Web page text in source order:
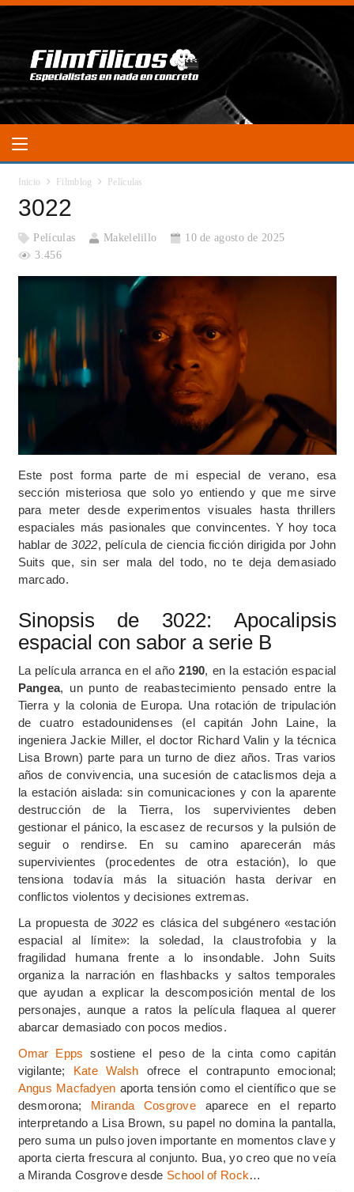
Inicio Filmblog Películas
3022
Películas Makelelillo
10 de agosto de 2025
3.456
Este post forma parte de mi especial de verano, esa
sección misteriosa que solo yo entiendo y que me sirve
para meter desde experimentos visuales hasta thrillers
espaciales más pasionales que convincentes. Y hoy toca
hablar de3022, película de ciencia ficción dirigida por John
Suits que, sin ser mala del todo, no te deja demasiado
marcado.
Sinopsis de 3022: Apocalipsis
espacial con sabor a serie B
La película arranca en el año2190, en la estación espacial
Pangea, un punto de reabastecimiento pensado entre la
Tierra y la colonia de Europa. Una rotación de tripulación
de cuatro estadounidenses (el capitán John Laine, la
ingeniera Jackie Miller, el doctor Richard Valin y la técnica
Lisa Brown) parte para un turno de diez años. Tras varios
años de convivencia, una sucesión de cataclismos deja a
la estación aislada: sin comunicaciones y con la aparente
destrucción de la Tierra, los supervivientes deben
gestionar el pánico, la escasez de recursos y la pulsión de
seguir o rendirse. En su camino aparecerán más
supervivientes (procedentes de otra estación), lo que
tensiona todavía más la situación hasta derivar en
conflictos violentos y decisiones extremas.
La propuesta de 3022 es clásica del subgénero «estación
espacial al límite»: la soledad, la claustrofobia y la
fragilidad humana frente a lo insondable. John Suits
organiza la narración en flashbacks y saltos temporales
que ayudan a explicar la descomposición mental de los
personajes, aunque a ratos la película flaquea al querer
abarcar demasiado con pocos medios.
Omar Epps sostiene el peso de la cinta como capitán
vigilante; Kate Walsh ofrece el contrapunto emocional;
Angus Macfadyen aporta tensión como el científico que se
desmorona; Miranda Cosgrove aparece en el reparto
interpretando a Lisa Brown, su papel no domina la pantalla,
pero suma un pulso joven importante en momentos clave y
aporta cierta frescura al conjunto. Bua, yo creo que no veía
a Miranda Cosgrove desde School of Rock…